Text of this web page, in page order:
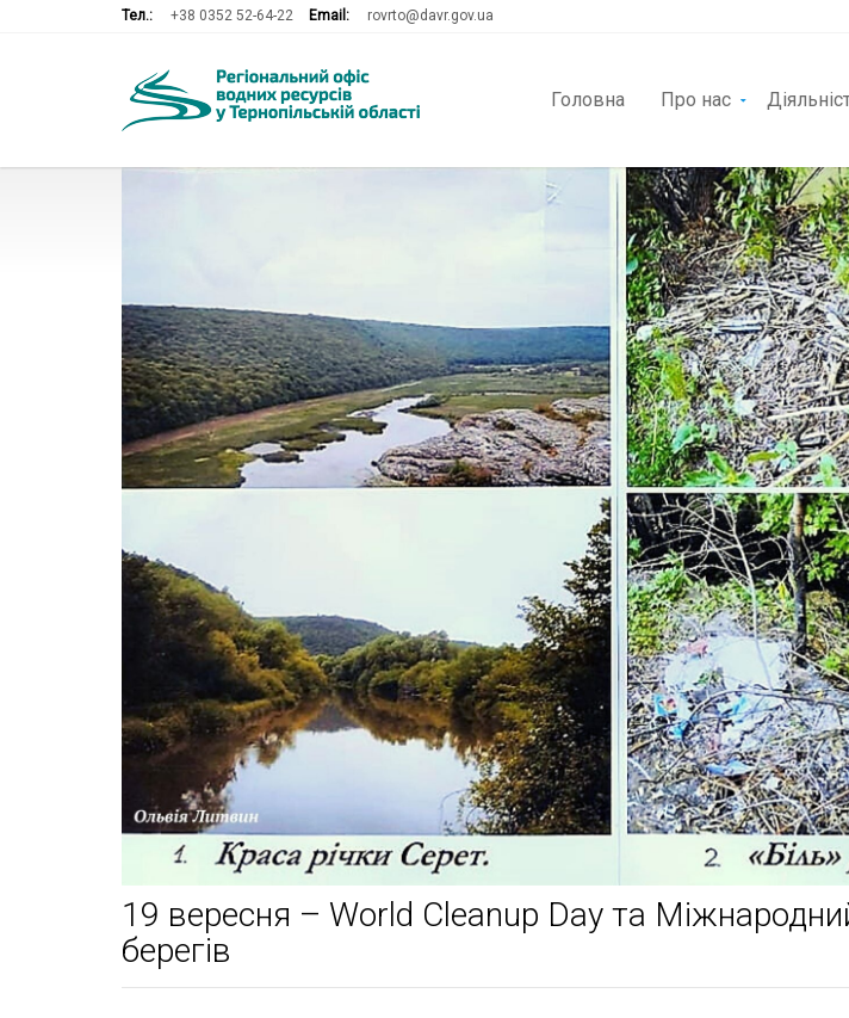
Тел.: +38 0352 52-64-22 Email: rovrto@davr.gov.ua
Головна Про нас
19 вересня – World Cleanup Day та
берегів